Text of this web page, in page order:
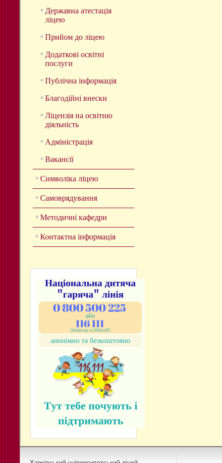
Державна атестація
ліцею
Прийом до ліцею
Додаткові освітні
послуги
Публічна інформація
Благодійні внески
Ліцензія на освітню
діяльність
Адміністрація
Вакансії
Символіка ліцею
Самоврядування
Методичні кафедри
Контактна інформація